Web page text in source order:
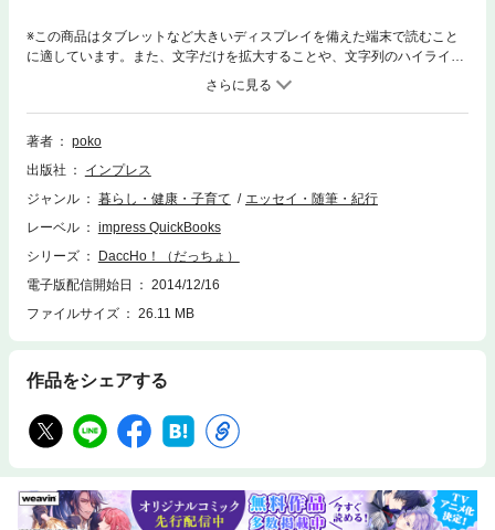
※この商品はタブレットなど大きいディスプレイを備えた端末で読むこと
に適しています。また、文字だけを拡大することや、文字列のハイライ
ト、検索、辞書の参照、引用などの機能が使用できません。グラフィック
デザイナー・漫画家として活動する著者が、うーちゃん(長女)とコウくん
(長男)、家族との日常を描いたオールカラー・マンガ。自身のリアルな子
育ての体験談を中心に、ほのぼのと心温まる、また思わず笑ってしまうス
頃のお話しを収録。▼著者紹介pokoイラストレーター・漫画家。1976年
生まれのAB型。東洋美術学校絵画科卒業。グラフィックデザイナーとして
著者
poko
出版社
インプレス
ジャンル
暮らし・健康・子育て
エッセイ・随筆・紀行
レーベル
impress QuickBooks
シリーズ
DaccHo！（だっちょ）
電子版配信開始日
2014/12/16
ファイルサイズ
26.11 MB
作品をシェアする